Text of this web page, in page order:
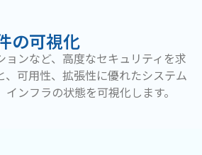
の可視化
ョンなど、高度なセキュリティを求
、可用性、拡張性に優れたシステム
ンフラの状態を可視化します。